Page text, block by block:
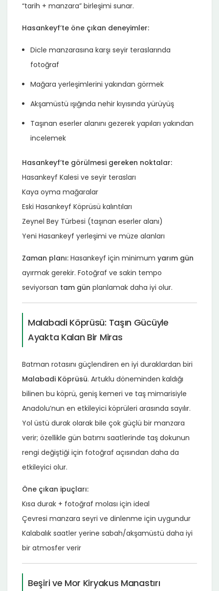
“tarih + manzara” birleşimi sunar.
Hasankeyf’te öne çıkan deneyimler:
Dicle manzarasına karşı seyir teraslarında
fotoğraf
Mağara yerleşimlerini yakından görmek
Akşamüstü ışığında nehir kıyısında yürüyüş
Taşınan eserler alanını gezerek yapıları yakından
incelemek
Hasankeyf’te görülmesi gereken noktalar:
Hasankeyf Kalesi ve seyir terasları
Kaya oyma mağaralar
Eski Hasankeyf Köprüsü kalıntıları
Zeynel Bey Türbesi (taşınan eserler alanı)
Yeni Hasankeyf yerleşimi ve müze alanları
Zaman planı: Hasankeyf için minimum yarım gün
ayırmak gerekir. Fotoğraf ve sakin tempo
seviyorsan tam gün planlamak daha iyi olur.
Malabadi Köprüsü: Taşın Gücüyle
Ayakta Kalan Bir Miras
Batman rotasını güçlendiren en iyi duraklardan biri
Malabadi Köprüsü. Artuklu döneminden kaldığı
bilinen bu köprü, geniş kemeri ve taş mimarisiyle
Anadolu’nun en etkileyici köprüleri arasında sayılır.
Yol üstü durak olarak bile çok güçlü bir manzara
verir; özellikle gün batımı saatlerinde taş dokunun
rengi değiştiği için fotoğraf açısından daha da
etkileyici olur.
Öne çıkan ipuçları:
Kısa durak + fotoğraf molası için ideal
Çevresi manzara seyri ve dinlenme için uygundur
Kalabalık saatler yerine sabah/akşamüstü daha iyi
bir atmosfer verir
Beşiri ve Mor Kiryakus Manastırı